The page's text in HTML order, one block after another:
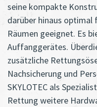
seine kompakte
darüber hinaus optimal
Räumen geeignet. Es
Auffanggerätes.
zusätzliche
Nachsicherung und
SKYLOTEC als
Rettung weitere